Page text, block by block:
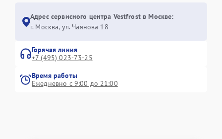
Адрес сервисного центра Vestfrost в Москве:
г. Москва, ул. Чаянова 18
Горячая линия
+7 (495) 023-73-25
Время работы
Ежедневно с 9:00 до 21:00